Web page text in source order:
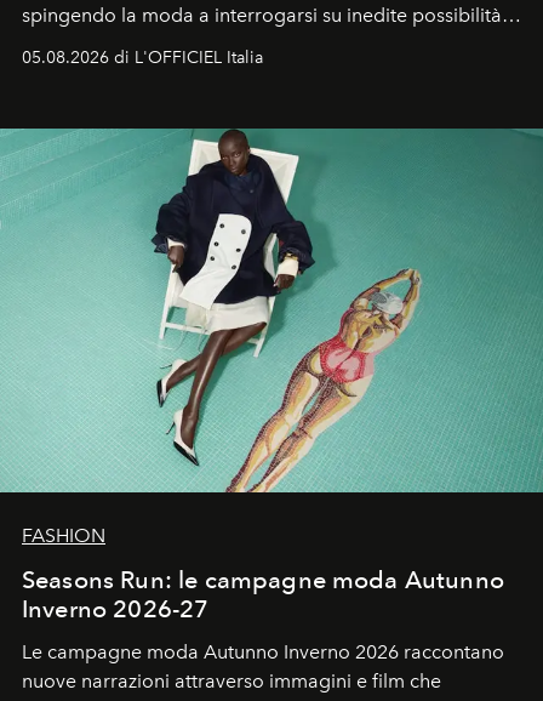
spingendo la moda a interrogarsi su inedite possibilità
formali e a ridefinire il concetto stesso di silhouette.
un’impronta indelebile nella storia della moda.
05.08.2026 di L'OFFICIEL Italia
FASHION
Seasons Run: le campagne moda Autunno
Inverno 2026-27
Le campagne moda Autunno Inverno 2026 raccontano
nuove narrazioni attraverso immagini e film che